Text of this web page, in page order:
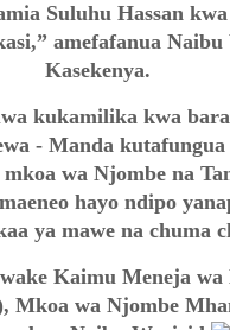
Suluhu Hassan
amefafanua
Kasekenya.
kukamilika kwa
- Manda kutafungua
wa Njombe na
hayo ndipo
ya mawe na chuma
Kaimu Meneja wa
Mkoa wa Njombe